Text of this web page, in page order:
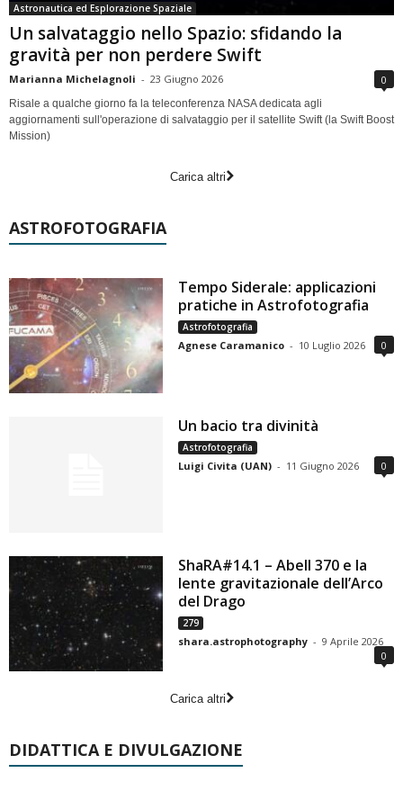
Astronautica ed Esplorazione Spaziale
Un salvataggio nello Spazio: sfidando la
gravità per non perdere Swift
Marianna Michelagnoli - 23 Giugno 2026 0
Risale a qualche giorno fa la teleconferenza NASA dedicata agli
aggiornamenti sull'operazione di salvataggio per il satellite Swift (la Swift Boost
Mission)
Carica altri
ASTROFOTOGRAFIA
Tempo Siderale: applicazioni
pratiche in Astrofotografia
Astrofotografia
Agnese Caramanico - 10 Luglio 2026 0
Un bacio tra divinità
Astrofotografia
Luigi Civita (UAN) - 11 Giugno 2026 0
ShaRA#14.1 – Abell 370 e la
lente gravitazionale dell’Arco
del Drago
279
shara.astrophotography - 9 Aprile 2026
0
Carica altri
DIDATTICA E DIVULGAZIONE